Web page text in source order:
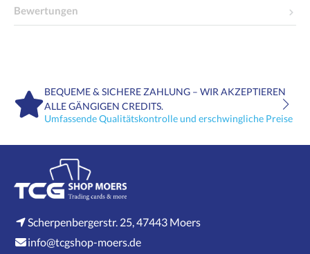
Bewertungen
BEQUEME & SICHERE ZAHLUNG – WIR AKZEPTIEREN
ALLE GÄNGIGEN CREDITS.
Umfassende Qualitätskontrolle und erschwingliche Preise
Scherpenbergerstr. 25, 47443 Moers
info@tcgshop-moers.de